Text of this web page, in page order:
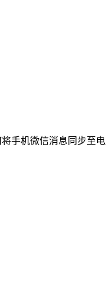
手机微信消息同步至